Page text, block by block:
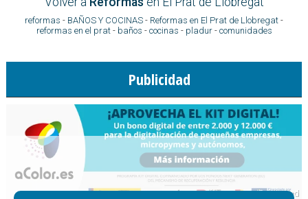
reformas - BAÑOS Y COCINAS - Reformas en El Prat de Llobregat -
reformas en el prat- baños - cocinas - pladur- comunidades
Publicidad